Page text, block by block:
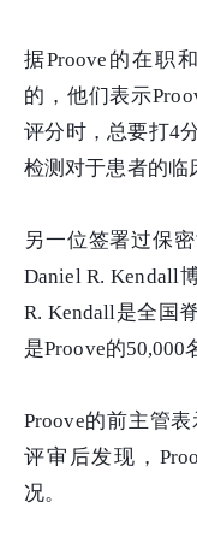
据Proove的在职
的，他们表示
评分时，总要打4
检测对于患者的临
另一位签署过保
Daniel R. Kendall
R. Kendall是全国
是Proove的50,000
Proove的前主管
评审后发现，
况。